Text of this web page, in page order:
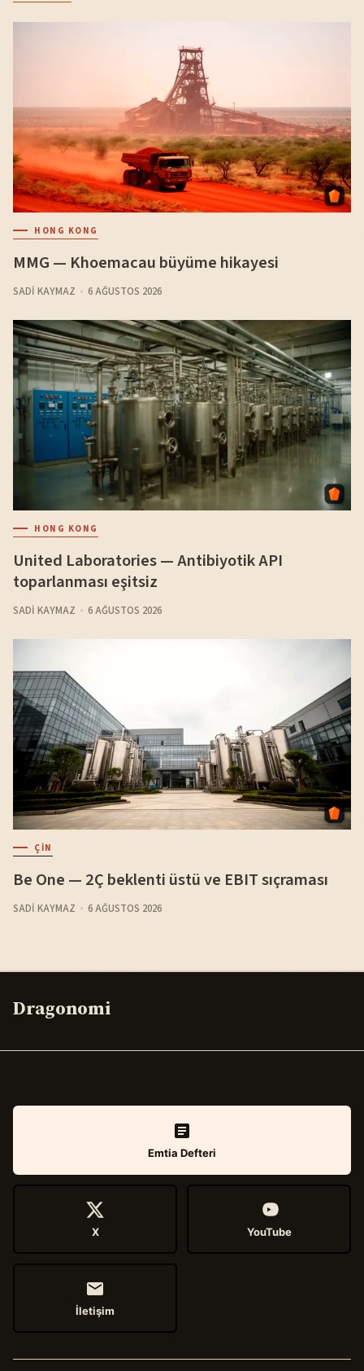
HONG KONG
MMG — Khoemacau büyüme hikayesi
SADI KAYMAZ 6 AĞUSTOS 2026
HONG KONG
United Laboratories — Antibiyotik API
toparlanması eşitsiz
SADI KAYMAZ 6 AĞUSTOS 2026
ÇIN
Be One — 2Ç beklenti üstü ve EBIT sıçraması
SADI KAYMAZ 6 AĞUSTOS 2026
Dragonomi
Emtia Defteri
X YouTube
İletişim